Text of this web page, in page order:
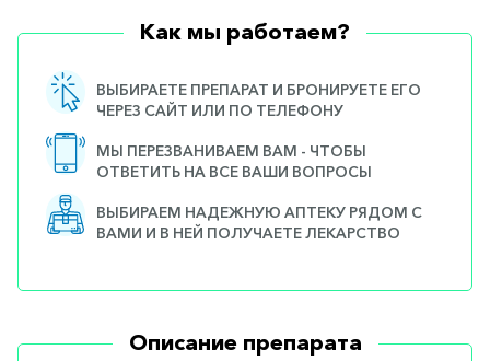
Как мы работаем?
ВЫБИРАЕТЕ ПРЕПАРАТ И БРОНИРУЕТЕ ЕГО
ЧЕРЕЗ САЙТ ИЛИ ПО ТЕЛЕФОНУ
МЫ ПЕРЕЗВАНИВАЕМ ВАМ - ЧТОБЫ
ОТВЕТИТЬ НА ВСЕ ВАШИ ВОПРОСЫ
ВЫБИРАЕМ НАДЕЖНУЮ АПТЕКУ РЯДОМ С
ВАМИ И В НЕЙ ПОЛУЧАЕТЕ ЛЕКАРСТВО
Описание препарата